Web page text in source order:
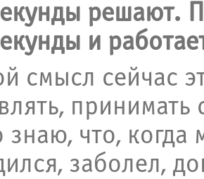
решают.
и
смысл сейчас
знаю, что, когда
заболел,